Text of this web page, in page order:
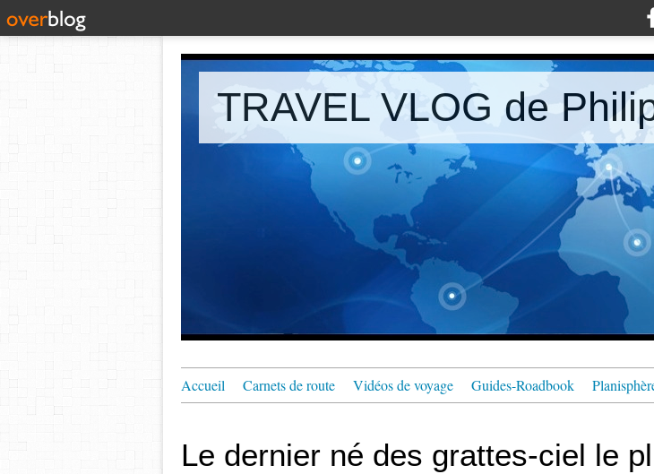
TRAVEL VLOG de
Accueil Carnets de route Vidéos de voyage Guides-Roadbook
Le dernier né des grattes-ciel le